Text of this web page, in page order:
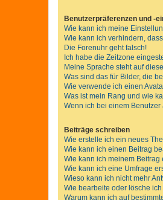
Benutzerpräferenzen und -
Wie kann ich meine
Wie kann ich verhindern,
Die Forenuhr geht falsch!
Ich habe die Zeitzone
Meine Sprache steht auf
Was sind das für Bilder, die
Wie verwende ich einen
Was ist mein Rang und wie
Wenn ich bei einem
Beiträge schreiben
Wie erstelle ich ein neues
Wie kann ich einen Beitrag
Wie kann ich meinem
Wie kann ich eine Umfrage
Wieso kann ich nicht mehr
Wie bearbeite oder lösche
Warum kann ich auf